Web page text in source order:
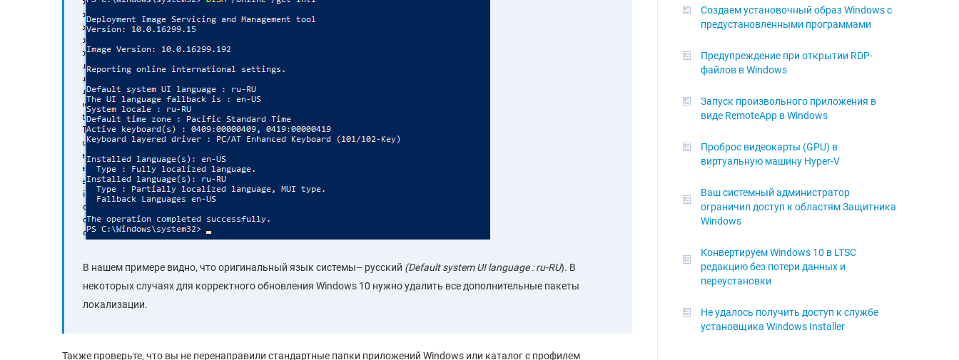
В нашем примере видно, что оригинальный язык системы– русский (Default system UI language : ru-RU). В
некоторых случаях для корректного обновления Windows 10 нужно удалить все дополнительные пакеты
локализации.
Также проверьте, что вы не перенаправили стандартные папки приложений Windows или каталог с профилем
Создаем установочный образ Windows с
предустановленными программами
Предупреждение при открытии RDP-
файлов в Windows
Запуск произвольного приложения в
виде RemoteApp в Windows
Проброс видеокарты (GPU) в
виртуальную машину Hyper-V
Ваш системный администратор
ограничил доступ к областям Защитника
Windows
Конвертируем Windows 10 в LTSC
редакцию без потери данных и
переустановки
Не удалось получить доступ к службе
установщика Windows Installer